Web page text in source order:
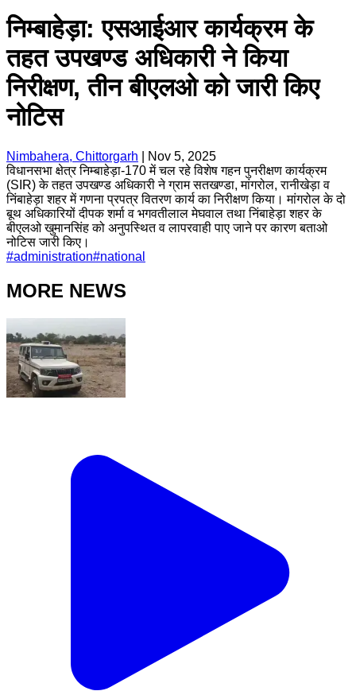
निम्बाहेड़ा: एसआईआर कार्यक्रम के
तहत उपखण्ड अधिकारी ने किया
निरीक्षण, तीन बीएलओ को जारी किए
नोटिस
Nimbahera, Chittorgarh
Nov 5, 2025
विधानसभा क्षेत्र निम्बाहेड़ा-170 में चल रहे विशेष गहन पुनरीक्षण कार्यक्रम
(SIR) के तहत उपखण्ड अधिकारी ने ग्राम सतखण्डा, मांगरोल, रानीखेड़ा व
निंबाहेड़ा शहर में गणना प्रपत्र वितरण कार्य का निरीक्षण किया। मांगरोल के दो
बूथ अधिकारियों दीपक शर्मा व भगवतीलाल मेघवाल तथा निंबाहेड़ा शहर के
बीएलओ खुमानसिंह को अनुपस्थित व लापरवाही पाए जाने पर कारण बताओ
नोटिस जारी किए।
#administration#national
MORE NEWS